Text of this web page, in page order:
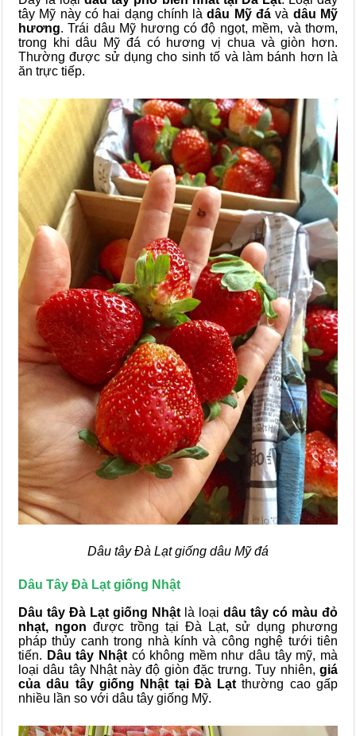
tây Mỹ này có hai dạng chính làdâu Mỹ đá và dâu Mỹ
hương. Trái dâu Mỹ hương có độ ngọt, mềm, và thơm,
trong khi dâu Mỹ đá có hương vị chua và giòn hơn.
Thường được sử dụng cho sinh tố và làm bánh hơn là
ăn trực tiếp.
Dâu tây Đà Lạt giống dâu Mỹ đá
Dâu Tây Đà Lạt giống Nhật
Dâu tây Đà Lạt giống Nhật là loại dâu tây có màu đỏ
nhạt, ngon được trồng tại Đà Lạt, sử dụng phương
pháp thủy canh trong nhà kính và công nghệ tưới tiên
tiến. Dâu tây Nhậtcó không mềm như dâu tây mỹ, mà
loại dâu tây Nhật này độ giòn đặc trưng. Tuy nhiên, giá
của dâu tây giống Nhật tại Đà Lạt thường cao gấp
nhiều lần so với dâu tây giống Mỹ.